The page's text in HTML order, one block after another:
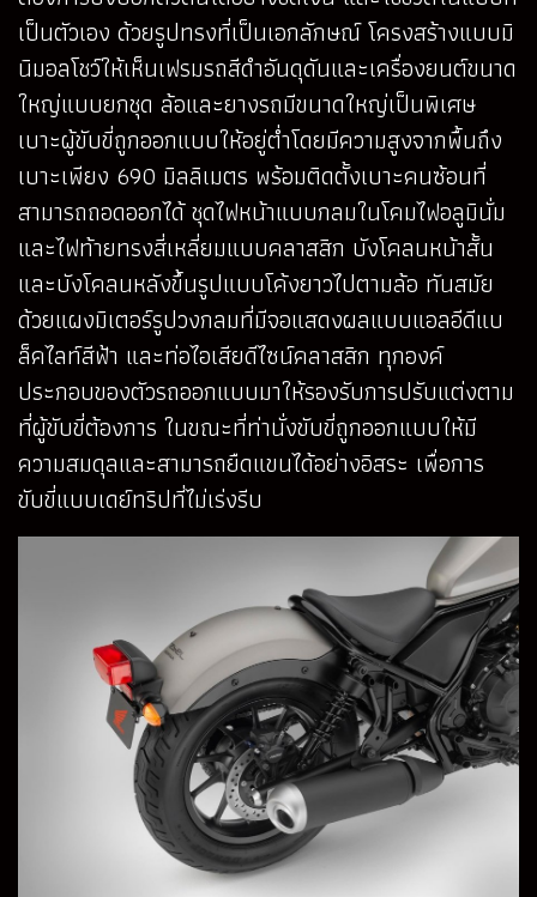
เป็นตัวเอง ด้วยรูปทรงที่เป็นเอกลักษณ์ โครงสร้างแบบมิ
นิมอลโชว์ให้เห็นเฟรมรถสีดำอันดุดันและเครื่องยนต์ขนาด
ใหญ่แบบยกชุด ล้อและยางรถมีขนาดใหญ่เป็นพิเศษ
เบาะผู้ขับขี่ถูกออกแบบให้อยู่ต่ำโดยมีความสูงจากพื้นถึง
เบาะเพียง 690 มิลลิเมตร พร้อมติดตั้งเบาะคนซ้อนที่
สามารถถอดออกได้ ชุดไฟหน้าแบบกลมในโคมไฟอลูมินั่ม
และไฟท้ายทรงสี่เหลี่ยมแบบคลาสสิก บังโคลนหน้าสั้น
และบังโคลนหลังขึ้นรูปแบบโค้งยาวไปตามล้อ ทันสมัย
ด้วยแผงมิเตอร์รูปวงกลมที่มีจอแสดงผลแบบแอลอีดีแบ
ล็คไลท์สีฟ้า และท่อไอเสียดีไซน์คลาสสิก ทุกองค์
ประกอบของตัวรถออกแบบมาให้รองรับการปรับแต่งตาม
ที่ผู้ขับขี่ต้องการ ในขณะที่ท่านั่งขับขี่ถูกออกแบบให้มี
ความสมดุลและสามารถยืดแขนได้อย่างอิสระ เพื่อการ
ขับขี่แบบเดย์ทริปที่ไม่เร่งรีบ